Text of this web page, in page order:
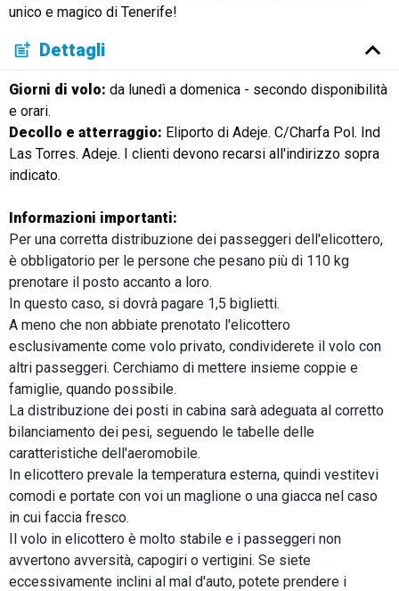
unico e magico di Tenerife!
Dettagli
Giorni di volo: da lunedì a domenica - secondo disponibilità
e orari.
Decollo e atterraggio: Eliporto di Adeje. C/Charfa Pol. Ind
Las Torres. Adeje. I clienti devono recarsi all'indirizzo sopra
indicato.
Informazioni importanti:
Per una corretta distribuzione dei passeggeri dell'elicottero,
è obbligatorio per le persone che pesano più di 110 kg
prenotare il posto accanto a loro.
In questo caso, si dovrà pagare 1,5 biglietti.
A meno che non abbiate prenotato l'elicottero
esclusivamente come volo privato, condividerete il volo con
altri passeggeri. Cerchiamo di mettere insieme coppie e
famiglie, quando possibile.
La distribuzione dei posti in cabina sarà adeguata al corretto
bilanciamento dei pesi, seguendo le tabelle delle
caratteristiche dell'aeromobile.
In elicottero prevale la temperatura esterna, quindi vestitevi
comodi e portate con voi un maglione o una giacca nel caso
in cui faccia fresco.
Il volo in elicottero è molto stabile e i passeggeri non
avvertono avversità, capogiri o vertigini. Se siete
eccessivamente inclini al mal d'auto, potete prendere i